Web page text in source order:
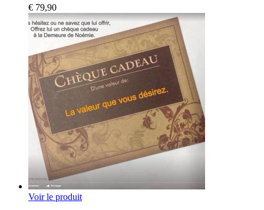
€ 79,90
Voir le produit